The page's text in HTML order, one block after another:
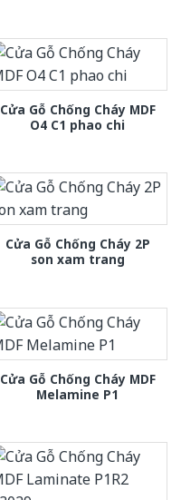
Cửa Gỗ Chống Cháy MDF
O4 C1 phao chi
Cửa Gỗ Chống Cháy 2P
son xam trang
Cửa Gỗ Chống Cháy MDF
Melamine P1